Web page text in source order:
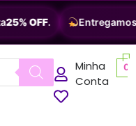
OFF. Entregamos
Minha
Conta
0